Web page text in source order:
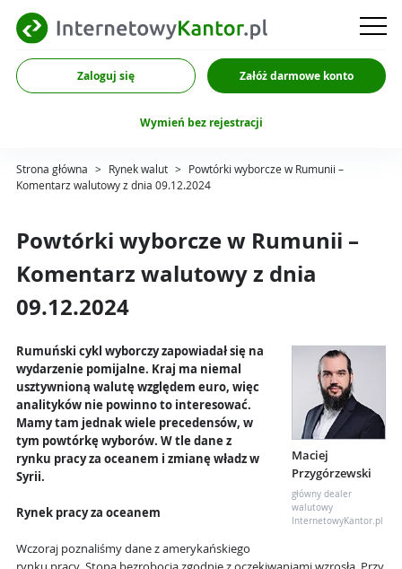
Zaloguj się Załóż darmowe konto
Wymień bez rejestracji
Strona główna > Rynek walut > Powtórki wyborcze w Rumunii –
Komentarz walutowy z dnia 09.12.2024
Powtórki wyborcze w Rumunii –
Komentarz walutowy z dnia
09.12.2024
Maciej
Przygórzewski
główny dealer
walutowy
InternetowyKantor.pl
Rumuński cykl wyborczy zapowiadał się na
wydarzenie pomijalne. Kraj ma niemal
usztywnioną walutę względem euro, więc
analityków nie powinno to interesować.
Mamy tam jednak wiele precedensów, w
tym powtórkę wyborów. W tle dane z
rynku pracy za oceanem i zmianę władz w
Syrii.
Rynek pracy za oceanem
Wczoraj poznaliśmy dane z amerykańskiego